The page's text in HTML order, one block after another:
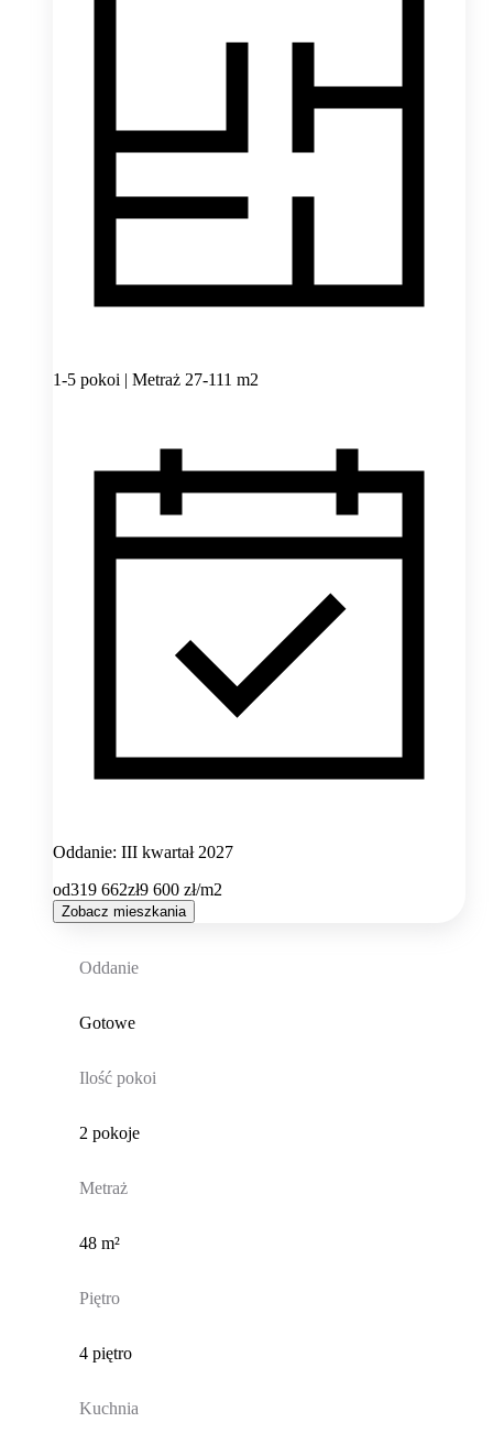
1-5 pokoi | Metraż 27-111 m2
Oddanie: III kwartał 2027
od319 662zł9 600 zł/m2
Zobacz mieszkania
Oddanie
Gotowe
Ilość pokoi
2 pokoje
Metraż
48 m²
Piętro
4 piętro
Kuchnia